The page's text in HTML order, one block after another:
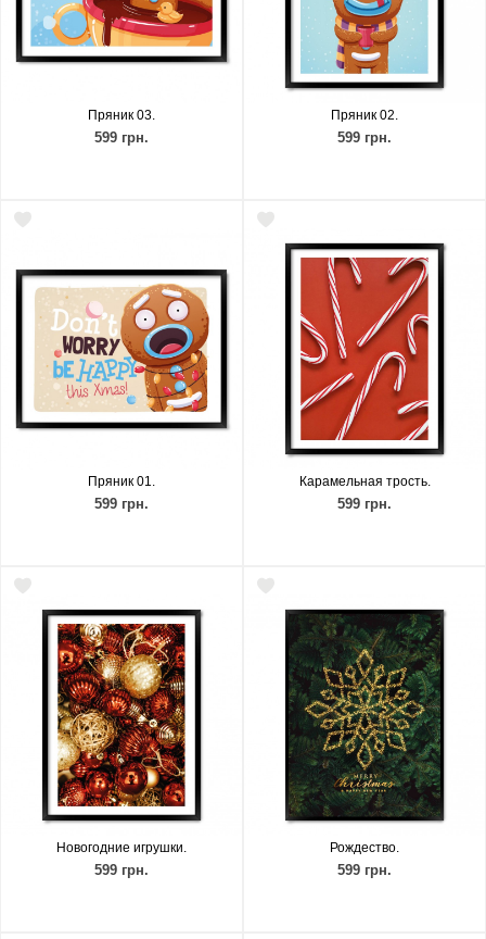
Пряник 03.
599 грн.
Пряник 02.
599 грн.
Пряник 01.
599 грн.
Карамельная трость.
599 грн.
Новогодние игрушки.
599 грн.
Рождество.
599 грн.